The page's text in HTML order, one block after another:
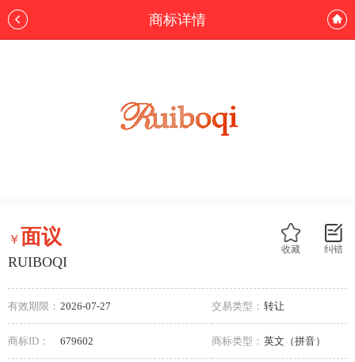
商标详情
纠错
收藏
￥面议
RUIBOQI
有效期限： 2026-07-27 交易类型： 转让
商标ID： 679602 商标类型： 英文（拼音）